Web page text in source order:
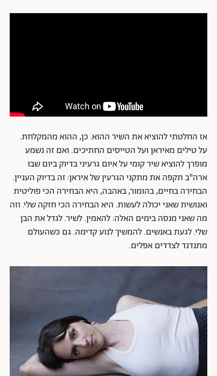
אז החלטתי להוציא את השיר ההוא. כן, ההוא מהמקלחת.
על טילים מאיראן ועל הטייסים החתיכים. ואם זה נשמע
מופרך להוציא שיר קומי על איום גרעיני בדיוק ביום שבו
ארה"ב תקפה את מתקני הגרעין של איראן: זה בדיוק העניין.
הבחירה בחיים, בהומור, באהבה, היא הבחירה הכי פוליטית
ואנושית שאני יכולה לעשות. היא הבחירה הכי חזקה שלי. וזה
מה שאני מנסה בימים האלה: להאמין. לשיר. לגדל את הבן
שלי. לגעת באנשים. להמשיך לנוע קדימה. גם כשהעולם
מתנדנד לצדדים אפלים.